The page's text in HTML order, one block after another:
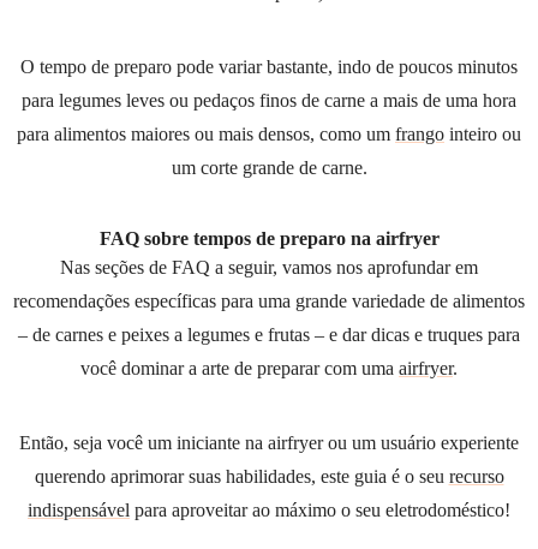
O tempo de preparo pode variar bastante, indo de poucos minutos
para legumes leves ou pedaços finos de carne a mais de uma hora
para alimentos maiores ou mais densos, como um frango inteiro ou
um corte grande de carne.
FAQ sobre tempos de preparo na airfryer
Nas seções de FAQ a seguir, vamos nos aprofundar em
recomendações específicas para uma grande variedade de alimentos
– de carnes e peixes a legumes e frutas – e dar dicas e truques para
você dominar a arte de preparar com uma airfryer.
Então, seja você um iniciante na airfryer ou um usuário experiente
querendo aprimorar suas habilidades, este guia é o seu recurso
indispensável para aproveitar ao máximo o seu eletrodoméstico!